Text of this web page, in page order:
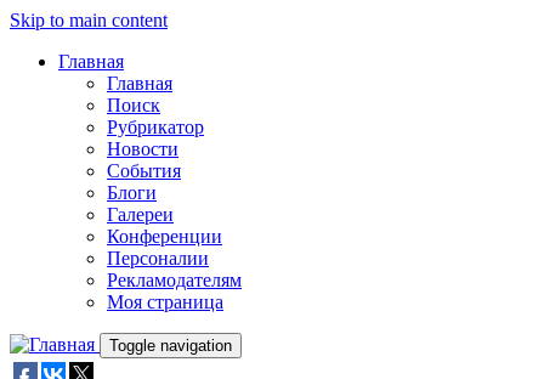
Skip to main content
Главная
Главная
Поиск
Рубрикатор
Новости
События
Блоги
Галереи
Конференции
Персоналии
Рекламодателям
Моя страница
Toggle navigation